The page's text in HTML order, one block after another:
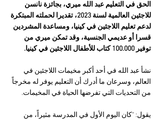
الحق في التعليم عبد الله ميري، بجائزة نانسن
للاجئين العالمية لسنة 2023، تقديرا لحملته المبتكرة
لدعم تعليم اللاجئين في كينيا، ومساعدة المشردين
قسرا أو عديمي الجنسية، وقد تمكن ميري من
توفير 100.000 كتاب للأطفال اللاجئين في كينيا.
نشأ عبد الله في أحد أكبر مخيمات اللاجئين في
العالم، وسرعان ما أدرك أن التعليم يوفر له مخرجاً
من التحديات التي تفرضها الحياة في المخيمات.
يقول: "كان اليوم الأول في المدرسة مثيراً، من